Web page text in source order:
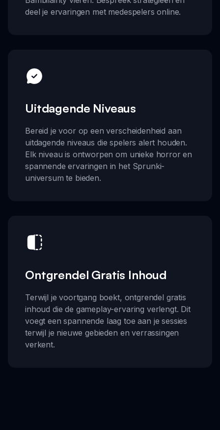
deel je ervaringen met medespelers online.
Uitdagende Niveaus
Bereid je voor op een verscheidenheid aan
uitdagende niveaus die spelers alert houden.
Elk niveau is ontworpen om unieke horror en
spannende ervaringen in het Sprunki-
universum te bieden.
Ontgrendel Gratis Inhoud
Terwijl je voortgang boekt, ontgrendel gratis
inhoud die de gameplay-ervaring verlengt. Dit
voegt een spannende laag toe aan je sessies
terwijl je nieuwe gebieden en verrassingen
verkent.